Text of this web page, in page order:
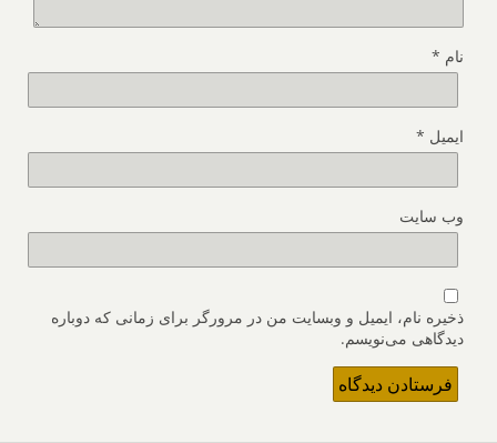
نام *
ایمیل *
وب‌ سایت
ذخیره نام، ایمیل و وبسایت من در مرورگر برای زمانی که دوباره
دیدگاهی می‌نویسم.